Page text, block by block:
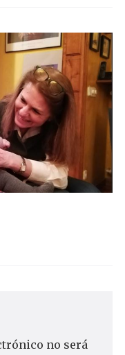
no será